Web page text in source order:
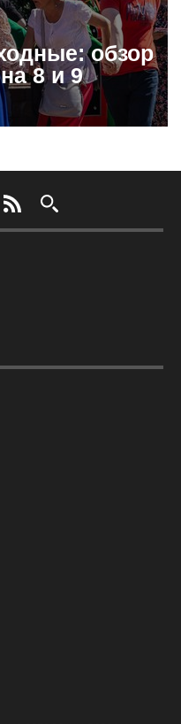
обзор
8 и 9